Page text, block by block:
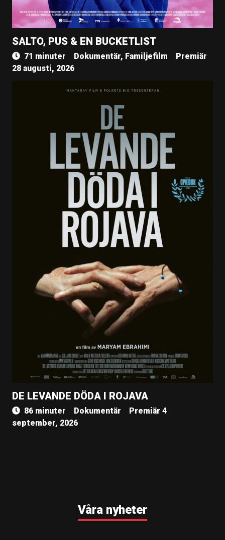
SALTO, PUS & EN BUCKETLIST
71 minuter Dokumentär, Familjefilm
Premiär
28 augusti, 2026
DE LEVANDE DÖDA I ROJAVA
86 minuter Dokumentär
Premiär 4
september, 2026
Våra nyheter